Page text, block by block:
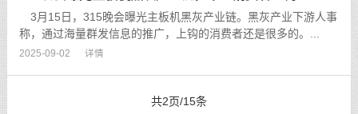
3月15日，315晚会曝光主板机黑灰产业链。黑灰产业下游人事
称，通过海量群发信息的推广，上钩的消费者还是很多的。...
2025-09-02 详情
共2页/15条